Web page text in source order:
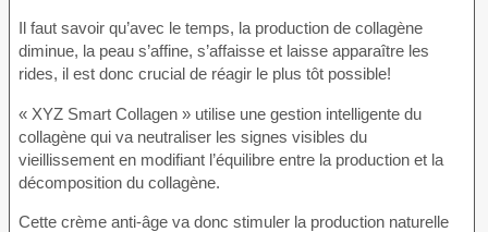
Il faut savoir qu’avec le temps, la production de collagène
diminue, la peau s’affine, s’affaisse et laisse apparaître les
rides, il est donc crucial de réagir le plus tôt possible!
« XYZ Smart Collagen » utilise une gestion intelligente du
collagène qui va neutraliser les signes visibles du
vieillissement en modifiant l’équilibre entre la production et la
décomposition du collagène.
Cette crème anti-âge va donc stimuler la production naturelle